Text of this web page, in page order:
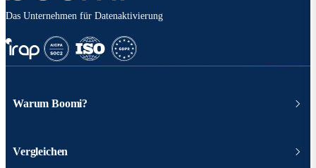
Das Unternehmen für Datenaktivierung
Warum Boomi?
Vergleichen